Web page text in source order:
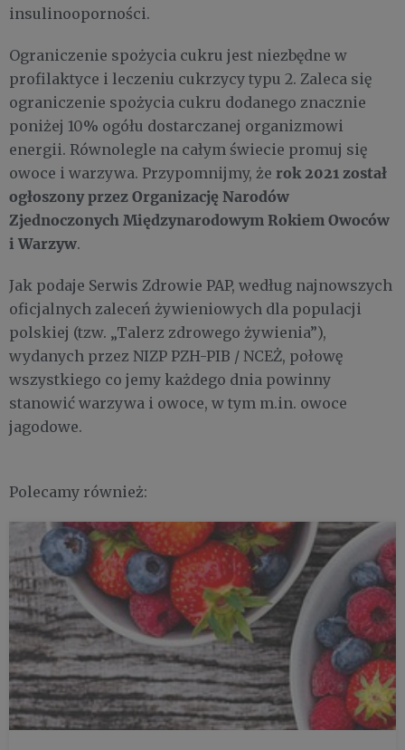
insulinooporności.
Ograniczenie spożycia cukru jest niezbędne w
profilaktyce i leczeniu cukrzycy typu 2. Zaleca się
ograniczenie spożycia cukru dodanego znacznie
poniżej 10% ogółu dostarczanej organizmowi
energii. Równolegle na całym świecie promuj się
owoce i warzywa. Przypomnijmy, że rok 2021 został
ogłoszony przez Organizację Narodów
Zjednoczonych Międzynarodowym Rokiem Owoców
i Warzyw.
Jak podaje Serwis Zdrowie PAP, według najnowszych
oficjalnych zaleceń żywieniowych dla populacji
polskiej (tzw. „Talerz zdrowego żywienia”),
wydanych przez NIZP PZH-PIB / NCEŻ, połowę
wszystkiego co jemy każdego dnia powinny
stanowić warzywa i owoce, w tym m.in. owoce
jagodowe.
Polecamy również: